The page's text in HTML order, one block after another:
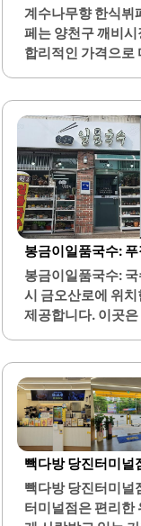
계수나무향 한식뷔
페는 양천구 깨비
합리적인 가격으로
매일 변경되며, 제
함하여 여러 가지
여 손님들은 여러
한식뷔페는 점심
해 활기찬 분위기
하게 관리되어 있
대중교통으로 접근
변에 있는 깨비시장
좋은 위치에 있습
봉금이일품국수:
봉금이일품국수:
시 금오산로에 위
제공합니다. 이곳
됩니다.특히, 국수
뛰어납니다. 봉금
기는 손님 모두에
한, 간단한 찬으로
져 더욱 맛있는 식
한 그릇으로도 충
치국수는 간이 잘
봉금이일품국수는
빽다방 당진터미널
빽다방 당진터미널
터미널점은 편리한